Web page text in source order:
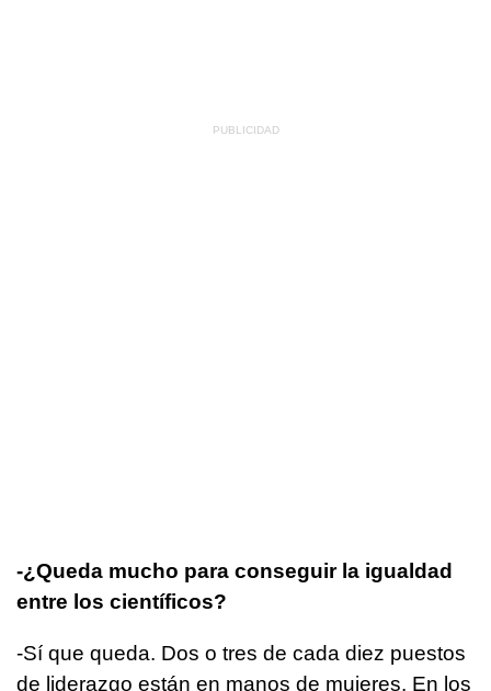
-¿Queda mucho para conseguir la igualdad
entre los científicos?
-Sí que queda. Dos o tres de cada diez puestos
de liderazgo están en manos de mujeres. En los